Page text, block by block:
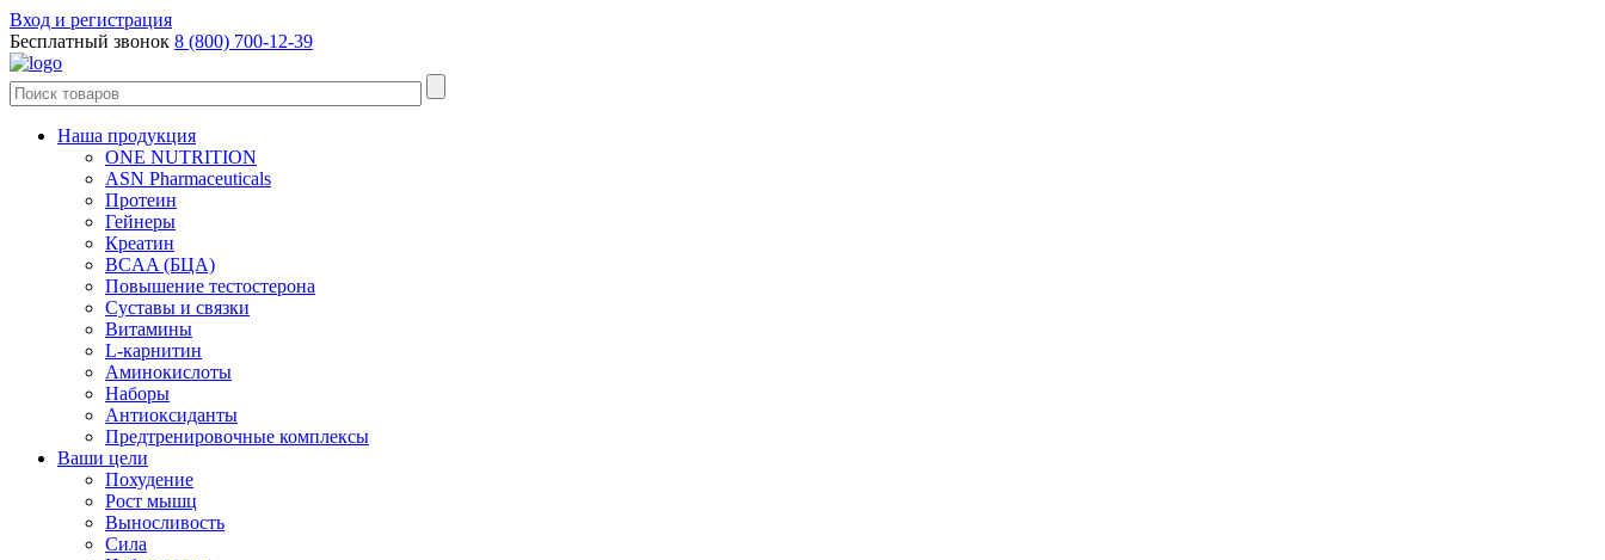
Вход и регистрация
Бесплатный звонок 8 (800) 700-12-39
Наша продукция
ONE NUTRITION
ASN Pharmaceuticals
Протеин
Гейнеры
Креатин
BCAA (БЦА)
Повышение тестостерона
Суставы и связки
Витамины
L-карнитин
Аминокислоты
Наборы
Антиоксиданты
Предтренировочные комплексы
Ваши цели
Похудение
Рост мышц
Выносливость
Сила